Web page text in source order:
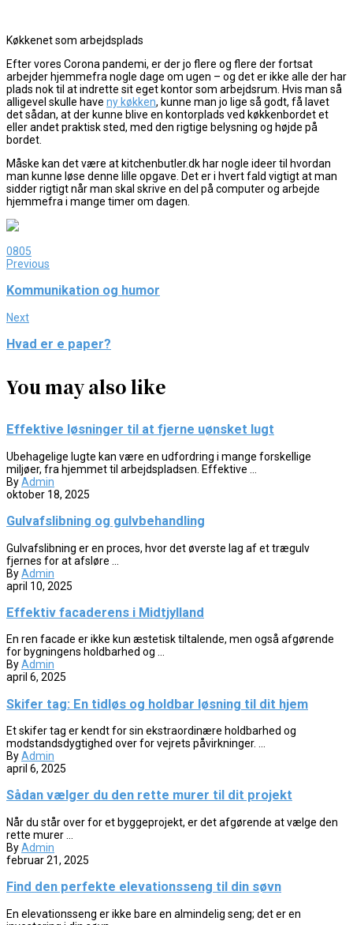
Køkkenet som arbejdsplads
Efter vores Corona pandemi, er der jo flere og flere der fortsat
arbejder hjemmefra nogle dage om ugen – og det er ikke alle der har
plads nok til at indrette sit eget kontor som arbejdsrum. Hvis man så
alligevel skulle have ny køkken, kunne man jo lige så godt, få lavet
det sådan, at der kunne blive en kontorplads ved køkkenbordet et
eller andet praktisk sted, med den rigtige belysning og højde på
bordet.
Måske kan det være at kitchenbutler.dk har nogle ideer til hvordan
man kunne løse denne lille opgave. Det er i hvert fald vigtigt at man
sidder rigtigt når man skal skrive en del på computer og arbejde
hjemmefra i mange timer om dagen.
0805
Previous
Kommunikation og humor
Next
Hvad er e paper?
You may also like
Effektive løsninger til at fjerne uønsket lugt
Ubehagelige lugte kan være en udfordring i mange forskellige
miljøer, fra hjemmet til arbejdspladsen. Effektive ...
ByAdmin
oktober 18, 2025
Gulvafslibning og gulvbehandling
Gulvafslibning er en proces, hvor det øverste lag af et trægulv
fjernes for at afsløre ...
ByAdmin
april 10, 2025
Effektiv facaderens i Midtjylland
En ren facade er ikke kun æstetisk tiltalende, men også afgørende
for bygningens holdbarhed og ...
ByAdmin
april 6, 2025
Skifer tag: En tidløs og holdbar løsning til dit hjem
Et skifer tag er kendt for sin ekstraordinære holdbarhed og
modstandsdygtighed over for vejrets påvirkninger. ...
ByAdmin
april 6, 2025
Sådan vælger du den rette murer til dit projekt
Når du står over for et byggeprojekt, er det afgørende at vælge den
rette murer ...
ByAdmin
februar 21, 2025
Find den perfekte elevationsseng til din søvn
En elevationsseng er ikke bare en almindelig seng; det er en